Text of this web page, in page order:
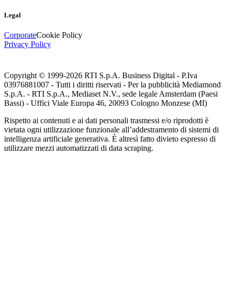
Legal
CorporateCookie Policy
Privacy Policy
Copyright © 1999-2026 RTI S.p.A. Business Digital - P.Iva
03976881007 - Tutti i diritti riservati - Per la pubblicità Mediamond
S.p.A. - RTI S.p.A., Mediaset N.V., sede legale Amsterdam (Paesi
Bassi) - Uffici Viale Europa 46, 20093 Cologno Monzese (MI)
Rispetto ai contenuti e ai dati personali trasmessi e/o riprodotti è
vietata ogni utilizzazione funzionale all’addestramento di sistemi di
intelligenza artificiale generativa. È altresì fatto divieto espresso di
utilizzare mezzi automatizzati di data scraping.